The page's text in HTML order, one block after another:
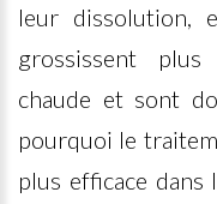
leur dissolution,
grossissent plus
chaude et sont
pourquoi le
plus efficace dans